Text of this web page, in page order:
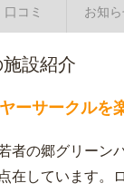
口コミ お知
設紹介
ーサークルを
者の郷グリーン
在しています。